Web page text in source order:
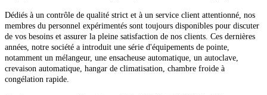
Dédiés à un contrôle de qualité strict et à un service client attentionné, nos
membres du personnel expérimentés sont toujours disponibles pour discuter
de vos besoins et assurer la pleine satisfaction de nos clients. Ces dernières
années, notre société a introduit une série d'équipements de pointe,
notamment un mélangeur, une ensacheuse automatique, un autoclave,
crevaison automatique, hangar de climatisation, chambre froide à
congélation rapide.